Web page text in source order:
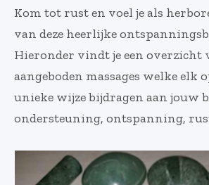
Kom tot rust en voel je als
van deze heerlijke
Hieronder vindt je een overzicht
aangeboden massages welke elk
unieke wijze bijdragen aan jouw
ondersteuning, ontspanning,